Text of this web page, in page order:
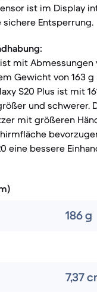
ist im Display
Entsperrung.
mit Abmessungen
Gewicht von 163
S20 Plus ist mit
und schwerer.
mit größeren
eine bessere
186 g
7,37